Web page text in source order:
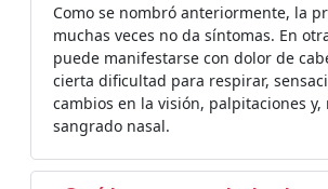
Como se nombró anteriormente, la
muchas veces no da síntomas. En
puede manifestarse con dolor de
cierta dificultad para respirar,
cambios en la visión, palpitaciones y,
sangrado nasal.